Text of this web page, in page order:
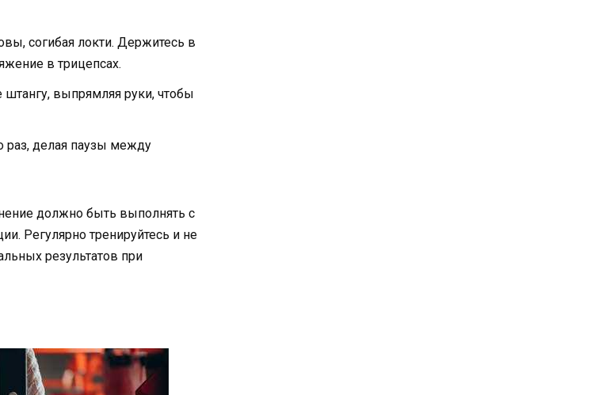
согибая локти. Держитесь в
в трицепсах.
штангу, выпрямляя руки, чтобы
раз, делая паузы между
должно быть выполнять с
Регулярно тренируйтесь и не
результатов при